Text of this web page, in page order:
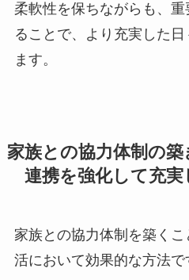
柔軟性を保ちながらも、
ることで、より充実した
ます。
家族との協力体制の築
連携を強化して充実
家族との協力体制を築く
活において効果的な方法で